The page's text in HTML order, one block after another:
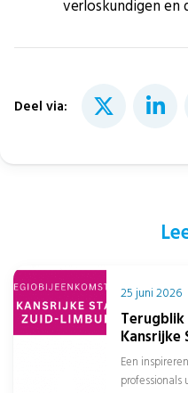
verloskundigen en
Deel via:
25 juni 2026
Een
professionals